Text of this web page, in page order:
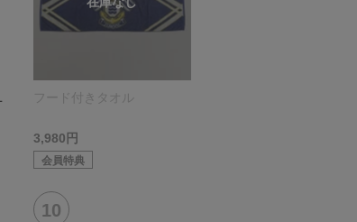
フード付きタオル
3,980円
会員特典